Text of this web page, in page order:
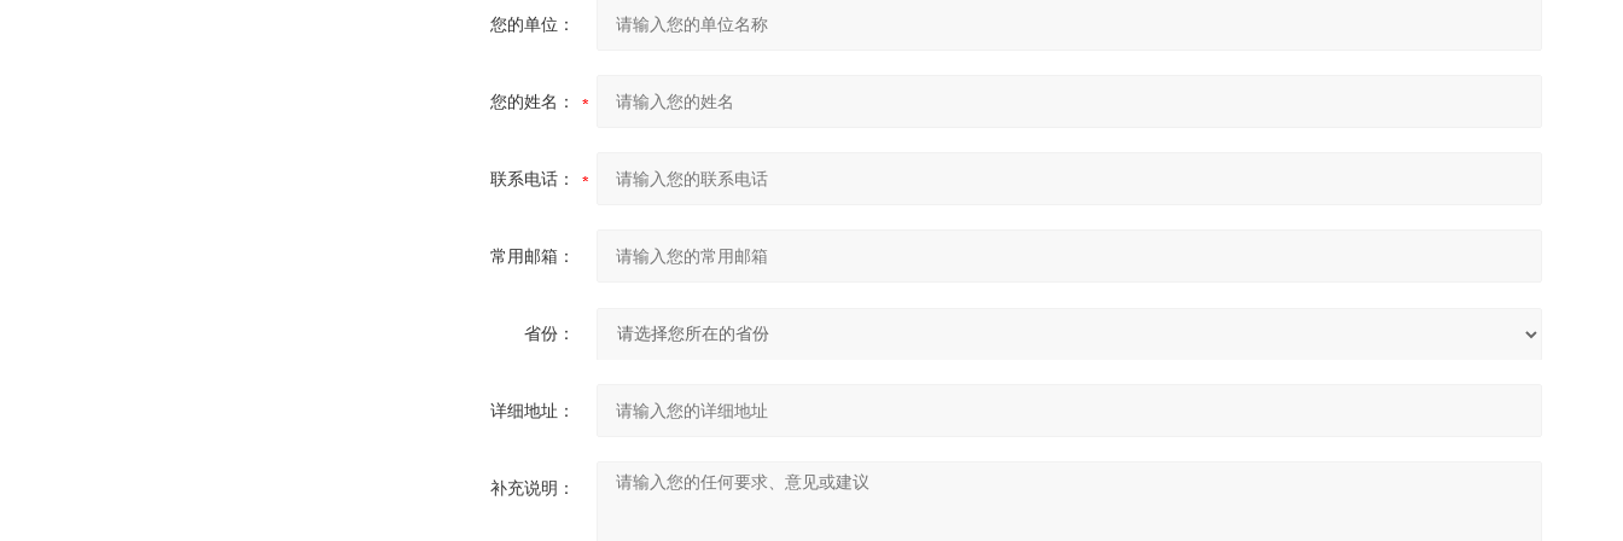
您的单位：
您的姓名：
联系电话：
常用邮箱：
省份：
详细地址：
补充说明：